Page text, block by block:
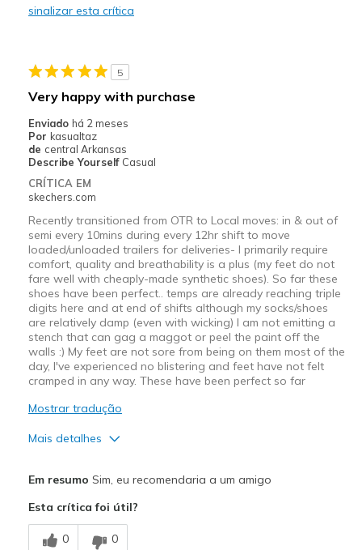
View On Shoes
Shoes are for Wearing
sinalizar esta crítica
5
Very happy with purchase
Enviado há 2 meses
Por kasualtaz
de central Arkansas
Describe Yourself Casual
CRÍTICA EM
skechers.com
Recently transitioned from OTR to Local moves: in & out of
semi every 10mins during every 12hr shift to move
loaded/unloaded trailers for deliveries- I primarily require
comfort, quality and breathability is a plus (my feet do not
fare well with cheaply-made synthetic shoes). So far these
shoes have been perfect.. temps are already reaching triple
digits here and at end of shifts although my socks/shoes
are relatively damp (even with wicking) I am not emitting a
stench that can gag a maggot or peel the paint off the
walls :) My feet are not sore from being on them most of the
day, I've experienced no blistering and feet have not felt
cramped in any way. These have been perfect so far
Mostrar tradução
Mais detalhes
Comfortable
Em resumo Sim, eu recomendaria a um amigo
Esta crítica foi útil?
0 0